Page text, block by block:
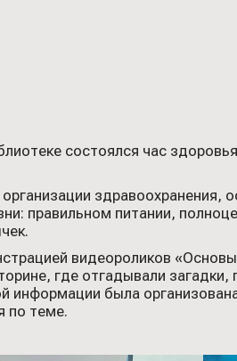
состоялся час
здравоохранения,
правильном питании,
видеороликов
где отгадывали
информации была
по теме.